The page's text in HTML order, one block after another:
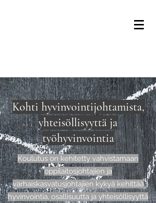
Kohti hyvinvointijohtamista,
yhteisöllisyyttä ja
työhyvinvointia
Koulutus on kehitetty vahvistamaan
oppilaitosjohtajien ja
varhaiskasvatusjohtajien kykyä kehittää
hyvinvointia, osallisuutta ja yhteisöllisyyttä